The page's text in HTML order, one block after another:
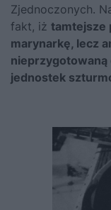
Zjednoczonych.
fakt, iż tamtejsze
marynarkę, lecz
nieprzygotowaną
jednostek